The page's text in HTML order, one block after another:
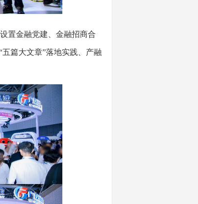
置金融党建、金融招商合
篇大文章”落地实践、产融